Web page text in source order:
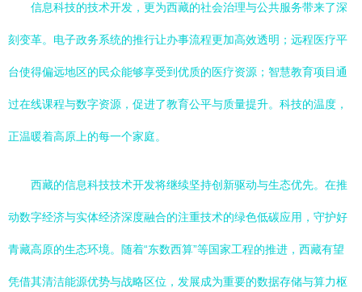
信息科技的技术开发，更为西藏的社会治理与公共服务带来了深
刻变革。电子政务系统的推行让办事流程更加高效透明；远程医疗平
台使得偏远地区的民众能够享受到优质的医疗资源；智慧教育项目通
过在线课程与数字资源，促进了教育公平与质量提升。科技的温度，
正温暖着高原上的每一个家庭。
西藏的信息科技技术开发将继续坚持创新驱动与生态优先。在推
动数字经济与实体经济深度融合的注重技术的绿色低碳应用，守护好
青藏高原的生态环境。随着“东数西算”等国家工程的推进，西藏有望
凭借其清洁能源优势与战略区位，发展成为重要的数据存储与算力枢